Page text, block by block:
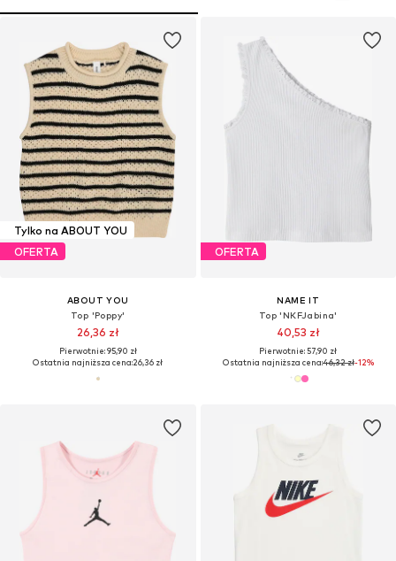
Tylko na ABOUT YOU
OFERTA
ABOUT YOU
Top 'Poppy'
26,36 zł
Pierwotnie: 95,90 zł
Ostatnia najniższa cena:26,36 zł
OFERTA
NAME IT
Top 'NKFJabina'
40,53 zł
Pierwotnie: 57,90 zł
Ostatnia najniższa cena:46,32 zł-12%